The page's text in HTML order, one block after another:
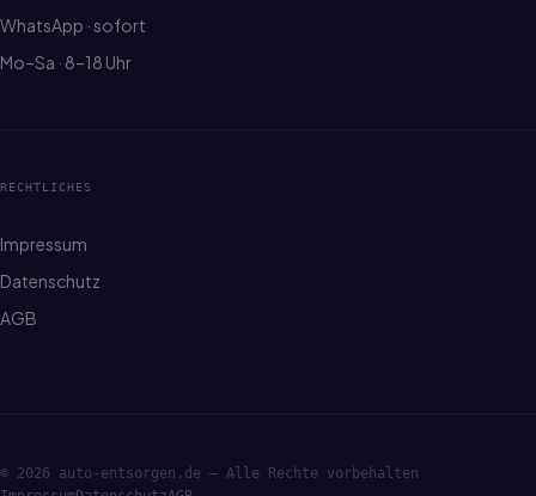
WhatsApp · sofort
Mo–Sa · 8–18 Uhr
RECHTLICHES
Impressum
Datenschutz
AGB
© 2026 auto-entsorgen.de — Alle Rechte vorbehalten